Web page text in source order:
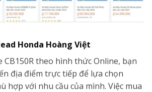
Honda Hoàng Việt
CB150R theo hình thức Online, bạn
địa điểm trực tiếp để lựa chọn
hợp với nhu cầu của mình. Việc mua